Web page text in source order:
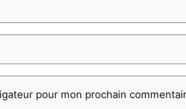
pour mon prochain